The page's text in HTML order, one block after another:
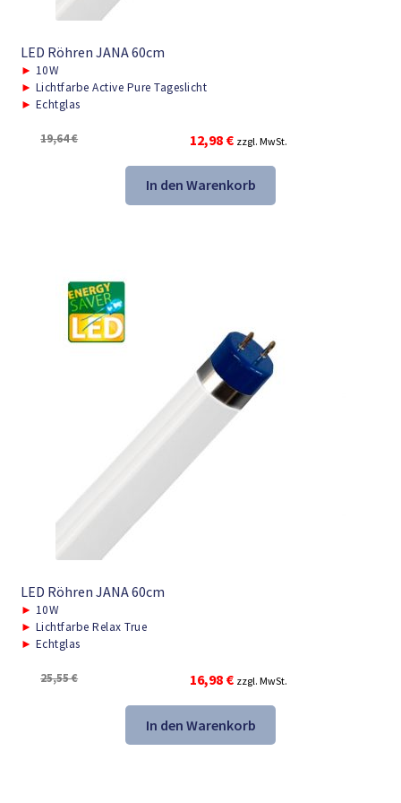
LED Röhren JANA 60cm
► 10W
► Lichtfarbe Active Pure Tageslicht
► Echtglas
19,64€
Ursprünglicher
war:
19,64 €
12,98 €Aktueller
ist:
12,98 €.
zzgl. MwSt.
In den Warenkorb
LED Röhren JANA 60cm
► 10W
► Lichtfarbe Relax True
► Echtglas
25,55€
Ursprünglicher
war:
25,55 €
16,98 €Aktueller
ist:
16,98 €.
zzgl. MwSt.
In den Warenkorb